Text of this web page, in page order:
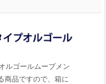
ルゴールムーブメン
商品ですので、箱に